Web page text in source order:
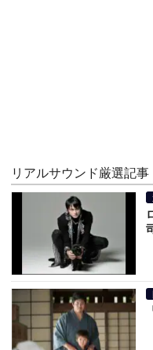
リアルサウンド厳選記事